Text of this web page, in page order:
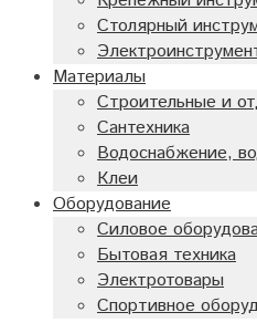
Столярный
Материалы
Строительные и
Сантехника
Водоснабжение,
Клеи
Оборудование
Силовое
Бытовая техника
Электротовары
Спортивное